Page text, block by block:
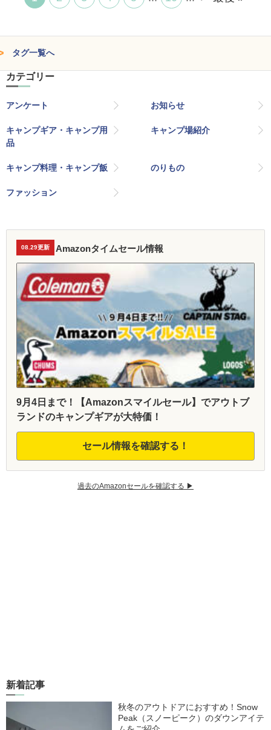
タグ一覧へ
カテゴリー
アンケート お知らせ
キャンプギア・キャンプ用
品
キャンプ場紹介
キャンプ料理・キャンプ飯 のりもの
ファッション
08.29更新 Amazonタイムセール情報
9月4日まで！【Amazonスマイルセール】でアウトブ
ランドのキャンプギアが大特価！
セール情報を確認する！
過去のAmazonセールを確認する ▶︎
新着記事
秋冬のアウトドアにおすすめ！Snow
Peak（スノーピーク）のダウンアイテ